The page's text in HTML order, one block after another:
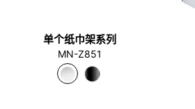
单个纸巾架系列
MN-Z851